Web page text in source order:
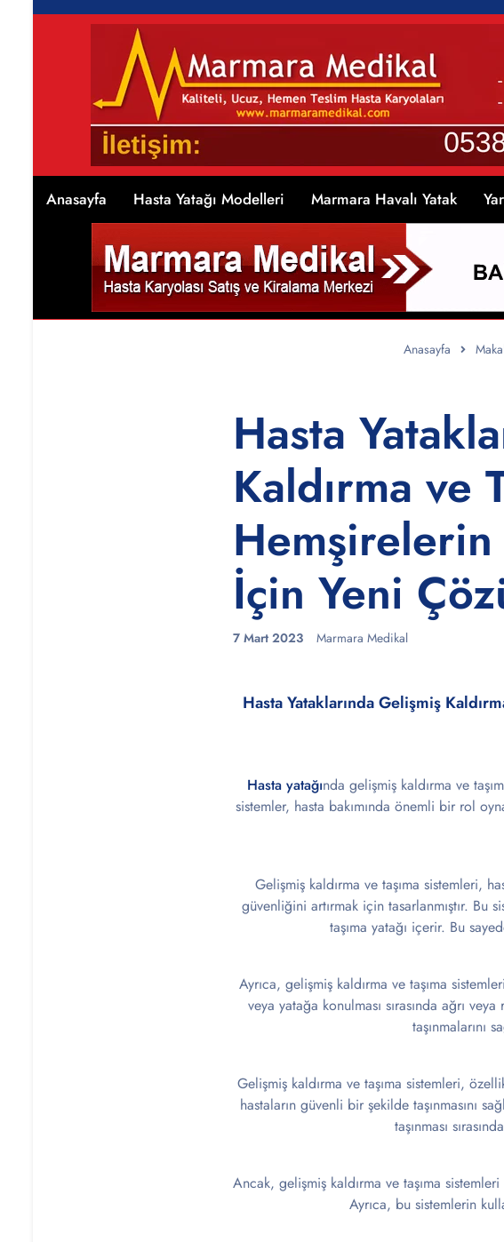
Anasayfa Hasta Yatağı Modelleri Marmara Havalı Yatak
Anasayfa
Hasta
Kaldırma ve
İçin Yeni
7 Mart 2023 Marmara Medikal
Hasta Yataklarında Gelişmiş
Hasta yatağında gelişmiş kaldırma ve
sistemler, hasta bakımında önemli bir rol
Gelişmiş kaldırma ve taşıma sistemleri,
güvenliğini artırmak için tasarlanmıştır. Bu
taşıma yatağı içerir. Bu
Ayrıca, gelişmiş kaldırma ve taşıma
veya yatağa konulması sırasında ağrı
taşınmalarını
Gelişmiş kaldırma ve taşıma sistemleri,
hastaların güvenli bir şekilde taşınmasını
taşınması
Ancak, gelişmiş kaldırma ve taşıma
Ayrıca, bu sistemlerin